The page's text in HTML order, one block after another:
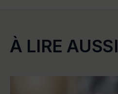
À LIRE AUSSI